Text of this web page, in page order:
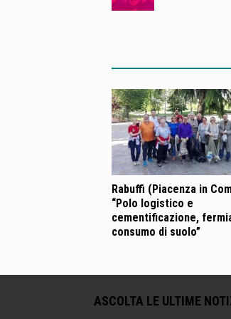
Rabuffi (Piacenza in
“Polo logistico e
cementificazione,
consumo di suolo”
ASCOLTA LE ULTIME